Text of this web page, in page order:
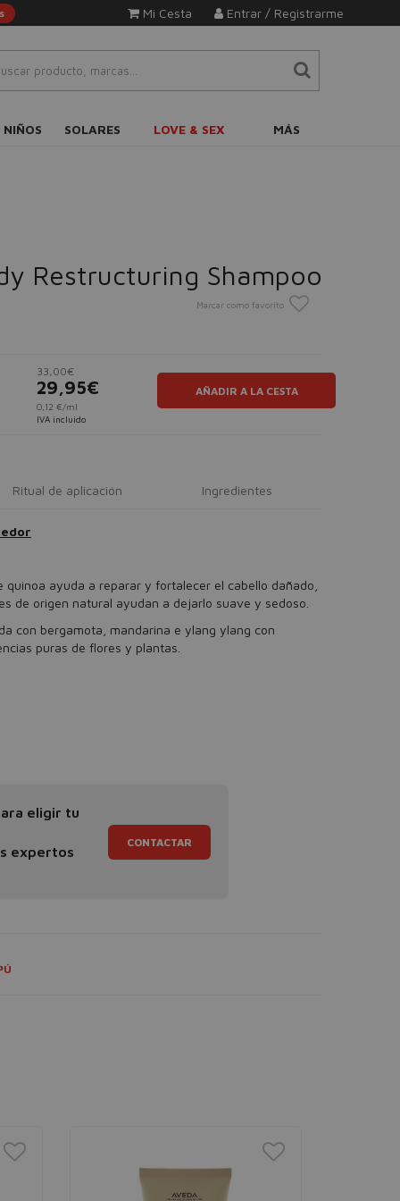
Entrar / Registrarme
Mi Cesta
NIÑOS SOLARES LOVE & SEX MÁS
Restructuring Shampoo
Marcar como favorito
33,00€
29,95€
0,12 €/ml
IVA incluido
AÑADIR A LA CESTA
Ritual de aplicación Ingredientes
quinoa ayuda a reparar y fortalecer el cabello dañado,
de origen natural ayudan a dejarlo suave y sedoso.
con bergamota, mandarina e ylang ylang con
puras de flores y plantas.
eligir tu
expertos
CONTACTAR